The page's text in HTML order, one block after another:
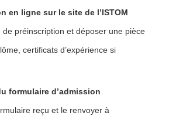
en ligne sur le site de l’ISTOM
de préinscription et déposer une pièce
certificats d’expérience si
formulaire d’admission
reçu et le renvoyer à